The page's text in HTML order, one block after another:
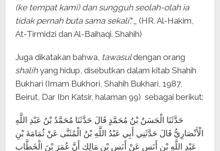
(ke tempat kami) dan sungguh seolah-olah ia
tidak pernah buta sama sekali’.”_ (HR. Al-Hakim,
At-Tirmidzi dan Al-Baihaqi. Shahih)
Juga dikatakan bahwa, tawasuldengan orang
shalihyang hidup, disebutkan dalam kitab Shahih
Bukhari (Imam Bukhori, Shahih Bukhari, 1987,
Beirut, Dar Ibn Katsir, halaman 99) sebagai berikut:
حَدَّثَنَا الْحَسَنُ بْنُ مُحَمَّدٍ قَالَ حَدَّثَنَا مُحَمَّدُ بْنُ عَبْدِ اللَّهِ
الْأَنْصَارِيُّ قَالَ حَدَّثَنِي أَبِي عَبْدُ اللَّهِ بْنُ الْمُثَنَّى عَنْ ثُمَامَةَ بْنِ
عَبْدِ اللَّهِ بْنِ أَنَسٍ عَنْ أَنَسِ بْنِ مَالِكٍ أَنَّ عُمَرَ بْنَ الْخَطَّابِ